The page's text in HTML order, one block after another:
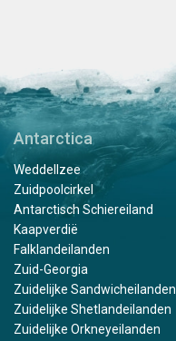
Antarctica
Weddellzee
Zuidpoolcirkel
Antarctisch Schiereiland
Kaapverdië
Falklandeilanden
Zuid-Georgia
Zuidelijke Sandwicheilanden
Zuidelijke Shetlandeilanden
Zuidelijke Orkneyeilanden